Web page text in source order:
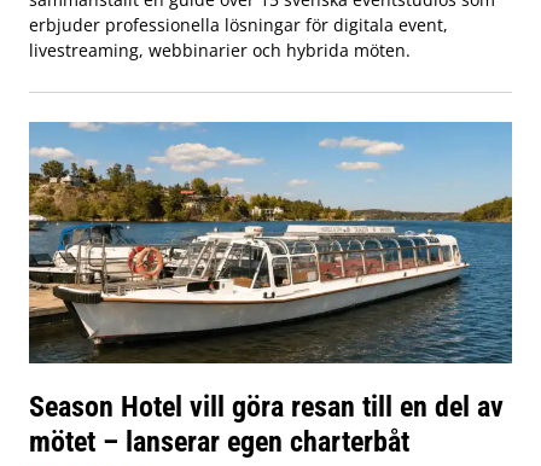
erbjuder professionella lösningar för digitala event,
livestreaming, webbinarier och hybrida möten.
Season Hotel vill göra resan till en del av
mötet – lanserar egen charterbåt